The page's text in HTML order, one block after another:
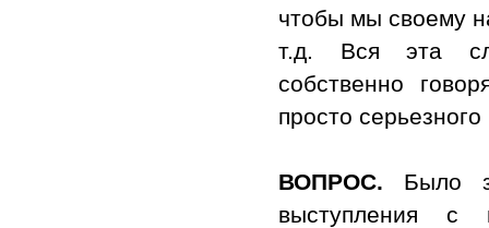
чтобы мы своему
т.д. Вся эта
собственно
просто
ВОПРОС. Было
выступления с